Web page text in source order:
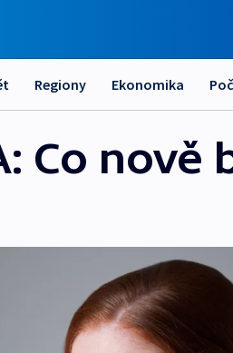
Regiony Ekonomika
Co